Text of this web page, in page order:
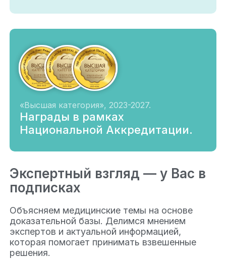
«Высшая категория», 2023-2027.
Награды в рамках
Национальной Аккредитации.
Экспертный взгляд — у Вас в
подписках
Объясняем медицинские темы на основе
доказательной базы. Делимся мнением
экспертов и актуальной информацией,
которая помогает принимать взвешенные
решения.